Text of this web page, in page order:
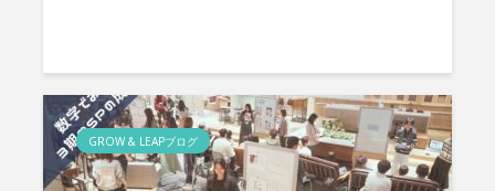
GROW & LEAPブログ